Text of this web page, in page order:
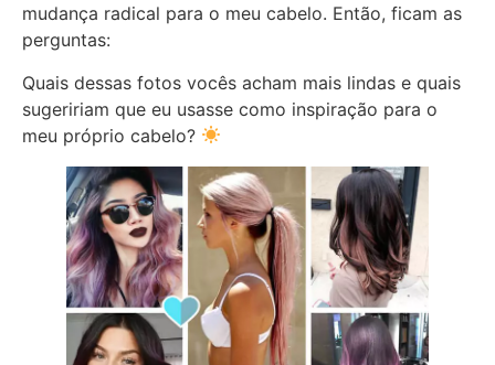
mudança radical para o meu cabelo. Então, ficam as
perguntas:
Quais dessas fotos vocês acham mais lindas e quais
sugeririam que eu usasse como inspiração para o
meu próprio cabelo?